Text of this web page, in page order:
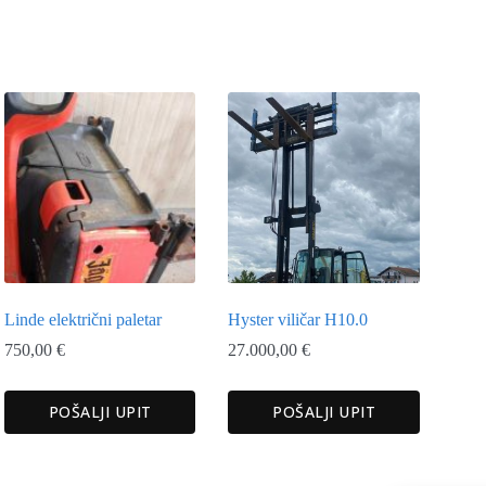
Linde električni paletar
750,00€
POŠALJI UPIT
Hyster viličar H10.0
27.000,00€
POŠALJI UPIT